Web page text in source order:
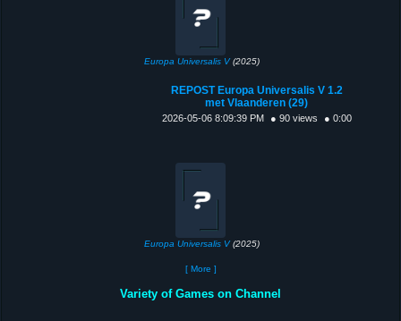
Europa Universalis V(2025)
REPOST Europa Universalis V 1.2
met Vlaanderen (29)
2026-05-06 8:09:39 PM ● 90 views ● 0:00
Europa Universalis V(2025)
[ More ]
Variety of Games on Channel